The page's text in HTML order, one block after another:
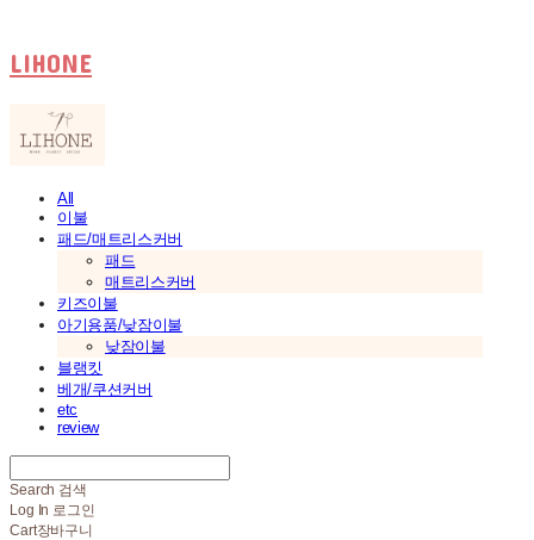
LIHONE
All
이불
패드/매트리스커버
패드
매트리스커버
키즈이불
아기용품/낮잠이불
낮잠이불
블랭킷
베개/쿠션커버
etc
review
Search 검색
Log In 로그인
Cart장바구니